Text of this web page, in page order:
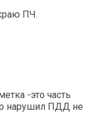
ПЧ.
-это часть
нарушил ПДД не